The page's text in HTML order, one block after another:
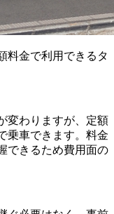
料金で利用できるタ
変わりますが、定額
乗車できます。料金
できるため費用面の